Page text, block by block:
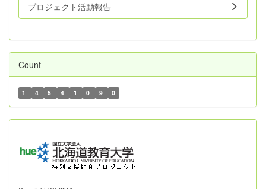
プロジェクト活動報告
Count
1 4 5 4 1 0 9 0